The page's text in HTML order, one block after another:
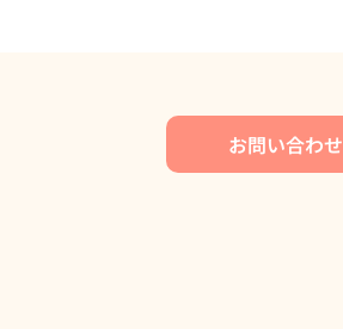
お問い合わせ